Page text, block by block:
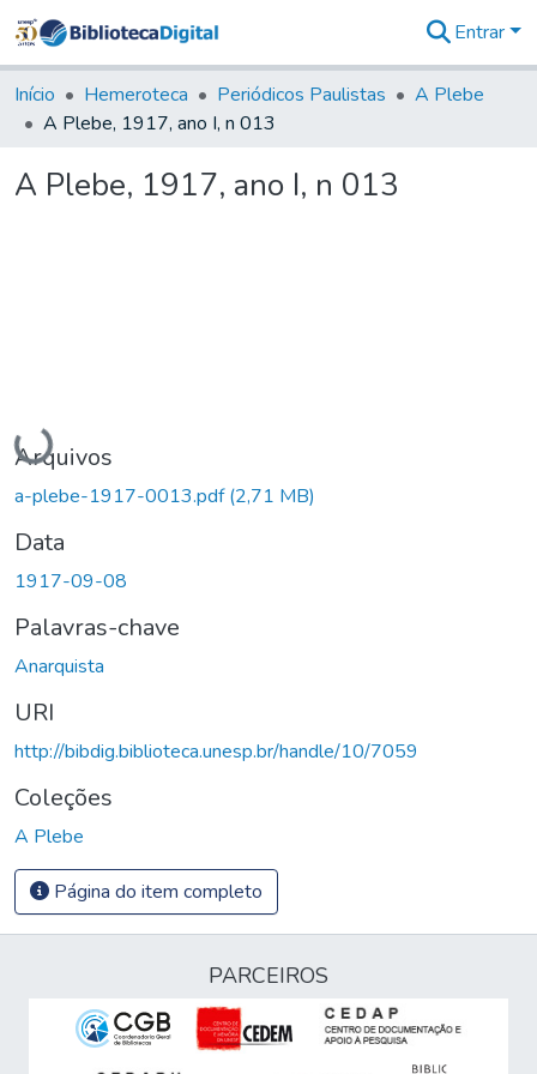
&
Coleções
Tudo na
Digital
Entrar
Início Hemeroteca Periódicos Paulistas
A Plebe
A Plebe, 1917, ano I, n 013
A Plebe, 1917, ano I, n 013
Carregando...
Arquivos
a-plebe-1917-0013.pdf(2,71 MB)
Data
1917-09-08
Palavras-chave
Anarquista
URI
http://bibdig.biblioteca.unesp.br/handle/10/7059
Coleções
A Plebe
Página do item completo
PARCEIROS